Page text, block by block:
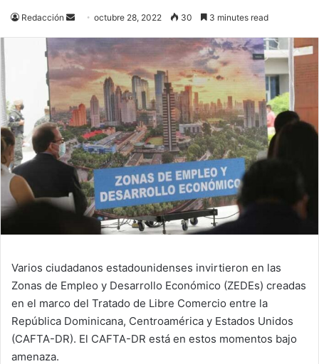
Redacción
Send
email
octubre 28, 2022 30 3 minutes read
Varios ciudadanos estadounidenses invirtieron en las
Zonas de Empleo y Desarrollo Económico (ZEDEs) creadas
en el marco del Tratado de Libre Comercio entre la
República Dominicana, Centroamérica y Estados Unidos
(CAFTA-DR). El CAFTA-DR está en estos momentos bajo
amenaza.